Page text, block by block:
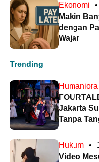
Ekonomi •
Makin
dengan
Wajar
Trending
Humaniora
Jakarta
Tanpa
Hukum •
Video